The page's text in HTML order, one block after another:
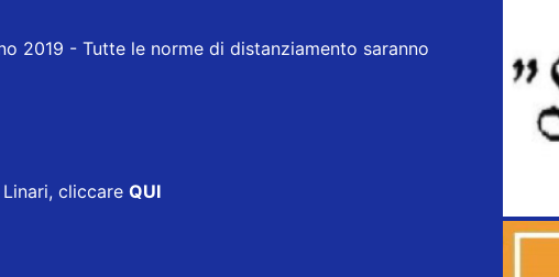
2019 - Tutte le norme di distanziamento saranno
cliccare QUI